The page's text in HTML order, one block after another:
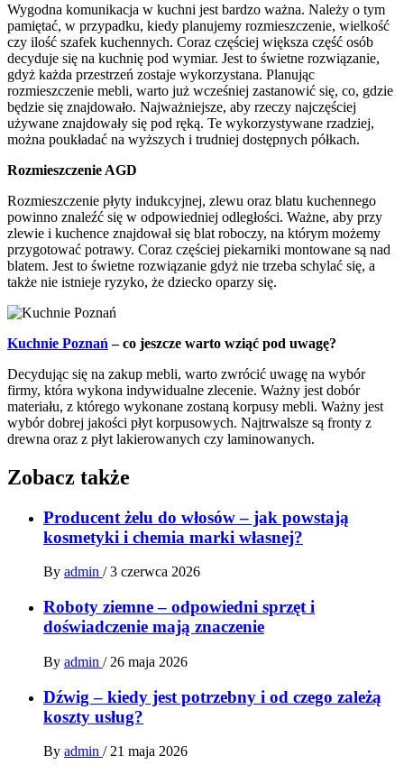
Wygodna komunikacja w kuchni jest bardzo ważna. Należy o tym
pamiętać, w przypadku, kiedy planujemy rozmieszczenie, wielkość
czy ilość szafek kuchennych. Coraz częściej większa część osób
decyduje się na kuchnię pod wymiar. Jest to świetne rozwiązanie,
gdyż każda przestrzeń zostaje wykorzystana. Planując
rozmieszczenie mebli, warto już wcześniej zastanowić się, co, gdzie
będzie się znajdowało. Najważniejsze, aby rzeczy najczęściej
używane znajdowały się pod ręką. Te wykorzystywane rzadziej,
można poukładać na wyższych i trudniej dostępnych półkach.
Rozmieszczenie AGD
Rozmieszczenie płyty indukcyjnej, zlewu oraz blatu kuchennego
powinno znaleźć się w odpowiedniej odległości. Ważne, aby przy
zlewie i kuchence znajdował się blat roboczy, na którym możemy
przygotować potrawy. Coraz częściej piekarniki montowane są nad
blatem. Jest to świetne rozwiązanie gdyż nie trzeba schylać się, a
także nie istnieje ryzyko, że dziecko oparzy się.
Kuchnie Poznań – co jeszcze warto wziąć pod uwagę?
Decydując się na zakup mebli, warto zwrócić uwagę na wybór
firmy, która wykona indywidualne zlecenie. Ważny jest dobór
materiału, z którego wykonane zostaną korpusy mebli. Ważny jest
wybór dobrej jakości płyt korpusowych. Najtrwalsze są fronty z
drewna oraz z płyt lakierowanych czy laminowanych.
Zobacz także
Producent żelu do włosów – jak powstają
kosmetyki i chemia marki własnej?
By admin / 3 czerwca 2026
Roboty ziemne – odpowiedni sprzęt i
doświadczenie mają znaczenie
By admin / 26 maja 2026
Dźwig – kiedy jest potrzebny i od czego zależą
koszty usług?
By admin / 21 maja 2026